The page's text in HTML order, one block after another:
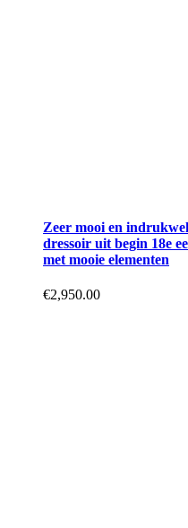
Zeer mooi en
dressoir uit begin 18e
met mooie elementen
€2,950.00